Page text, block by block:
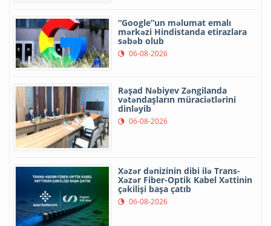
“Google”un məlumat emalı
mərkəzi Hindistanda etirazlara
səbəb olub
06-08-2026
Rəşad Nəbiyev Zəngilanda
vətəndaşların müraciətlərini
dinləyib
06-08-2026
Xəzər dənizinin dibi ilə Trans-
Xəzər Fiber-Optik Kabel Xəttinin
çəkilişi başa çatıb
06-08-2026